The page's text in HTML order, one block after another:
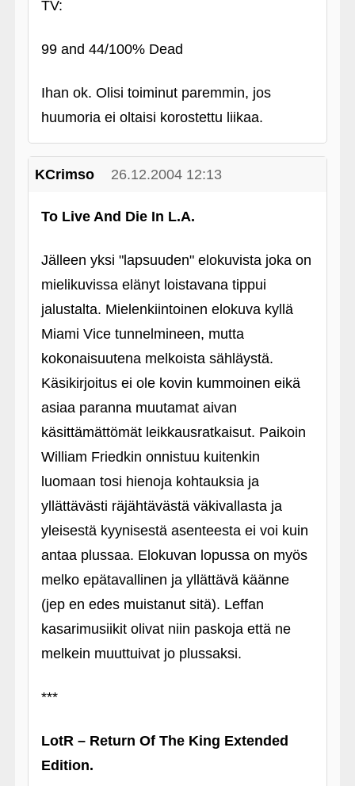
TV:
99 and 44/100% Dead
Ihan ok. Olisi toiminut paremmin, jos
huumoria ei oltaisi korostettu liikaa.
KCrimso 26.12.2004 12:13
To Live And Die In L.A.
Jälleen yksi "lapsuuden" elokuvista joka on
mielikuvissa elänyt loistavana tippui
jalustalta. Mielenkiintoinen elokuva kyllä
Miami Vice tunnelmineen, mutta
kokonaisuutena melkoista sähläystä.
Käsikirjoitus ei ole kovin kummoinen eikä
asiaa paranna muutamat aivan
käsittämättömät leikkausratkaisut. Paikoin
William Friedkin onnistuu kuitenkin
luomaan tosi hienoja kohtauksia ja
yllättävästi räjähtävästä väkivallasta ja
yleisestä kyynisestä asenteesta ei voi kuin
antaa plussaa. Elokuvan lopussa on myös
melko epätavallinen ja yllättävä käänne
(jep en edes muistanut sitä). Leffan
kasarimusiikit olivat niin paskoja että ne
melkein muuttuivat jo plussaksi.
***
LotR – Return Of The King Extended
Edition.